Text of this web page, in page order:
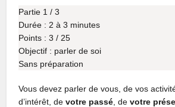
Partie 1 / 3
Durée : 2 à 3 minutes
Points : 3 / 25
Objectif : parler de soi
Sans préparation
Vous devez parler de vous, de vos
d’intérêt, devotre passé , devotre